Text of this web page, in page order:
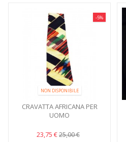
-5%
NON DISPONIBILE
CRAVATTA AFRICANA PER
UOMO
23,75 €25,00 €